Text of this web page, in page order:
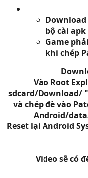
Download
bộ cài
Game
khi chép
Vào Root
sdcard/Download/
và chép đè vào
Android/
Reset lại Android
Video sẽ có